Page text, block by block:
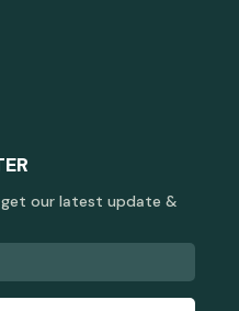
our latest update &